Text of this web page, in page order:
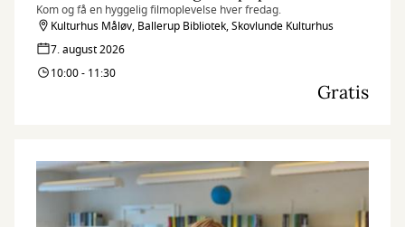
Kom og få en hyggelig filmoplevelse hver fredag.
Kulturhus Måløv, Ballerup Bibliotek, Skovlunde Kulturhus
7. august 2026
10:00 - 11:30
Gratis